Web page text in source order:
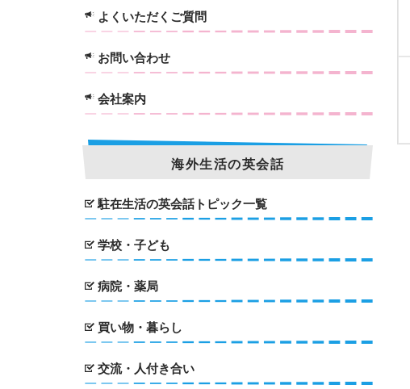
よくいただくご質問
お問い合わせ
会社案内
海外生活の英会話
駐在生活の英会話トピック一覧
学校・子ども
病院・薬局
買い物・暮らし
交流・人付き合い